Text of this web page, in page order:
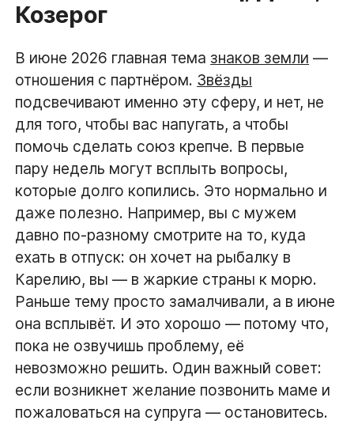
Козерог
В июне 2026 главная тема знаков земли —
отношения с партнёром. Звёзды
подсвечивают именно эту сферу, и нет, не
для того, чтобы вас напугать, а чтобы
помочь сделать союз крепче. В первые
пару недель могут всплыть вопросы,
которые долго копились. Это нормально и
даже полезно. Например, вы с мужем
давно по-разному смотрите на то, куда
ехать в отпуск: он хочет на рыбалку в
Карелию, вы — в жаркие страны к морю.
Раньше тему просто замалчивали, а в июне
она всплывёт. И это хорошо — потому что,
пока не озвучишь проблему, её
невозможно решить. Один важный совет:
если возникнет желание позвонить маме и
пожаловаться на супруга — остановитесь.